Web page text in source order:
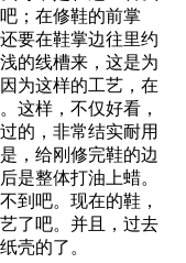
；在修鞋的前掌
要在鞋掌边往里约
的线槽来，这是为
为这样的工艺，在
这样，不仅好看，
的，非常结实耐用
，给刚修完鞋的边
是整体打油上蜡。
到吧。现在的鞋，
了吧。并且，过去
壳的了。